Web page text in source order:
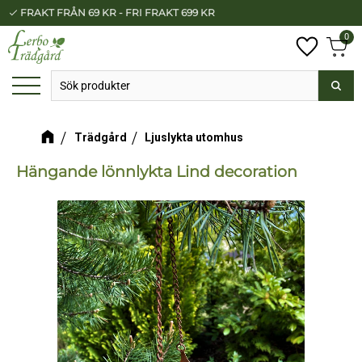
Meny
check FRAKT FRÅN 69 KR - FRI FRAKT 699 KR
0
Trädgård Ljuslykta utomhus
Hängande lönnlykta Lind decoration